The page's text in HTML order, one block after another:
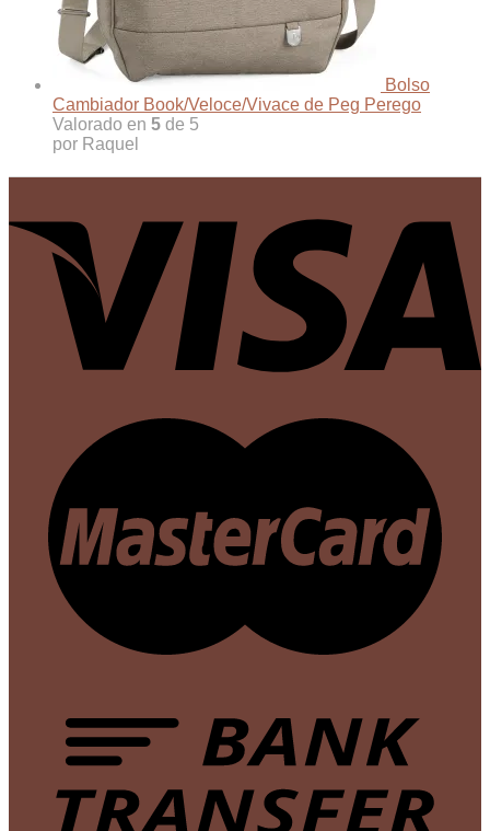
Bolso
Cambiador Book/Veloce/Vivace de Peg Perego
Valorado en 5 de 5
por Raquel